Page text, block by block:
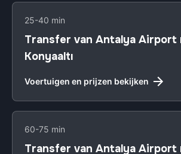
25-40 min
Transfer van Antalya Airport
Konyaaltı
Voertuigen en prijzen bekijken
60-75 min
Transfer van Antalya Airport